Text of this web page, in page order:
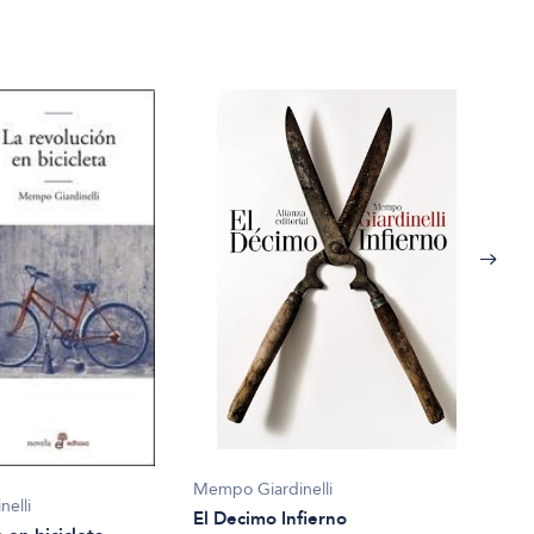
Mempo Giardinelli
El Decimo Infierno